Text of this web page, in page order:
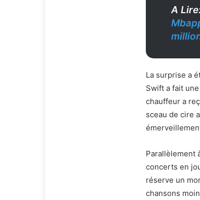
A
La surprise a
Swift a fait
chauffeur a
sceau de cire
Parallèlement
concerts en
réserve un
chansons